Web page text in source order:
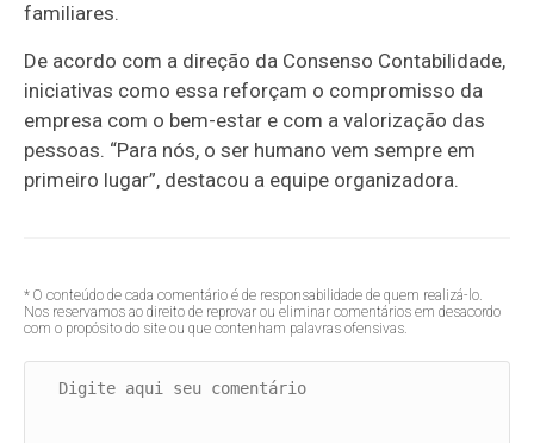
familiares.
De acordo com a direção da Consenso Contabilidade,
iniciativas como essa reforçam o compromisso da
empresa com o bem-estar e com a valorização das
pessoas. “Para nós, o ser humano vem sempre em
primeiro lugar”, destacou a equipe organizadora.
* O conteúdo de cada comentário é de responsabilidade de quem realizá-lo.
Nos reservamos ao direito de reprovar ou eliminar comentários em desacordo
com o propósito do site ou que contenham palavras ofensivas.